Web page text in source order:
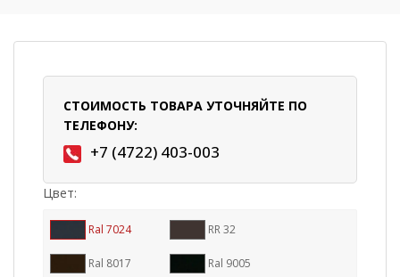
СТОИМОСТЬ ТОВАРА УТОЧНЯЙТЕ ПО
ТЕЛЕФОНУ:
+7 (4722) 403-003
Цвет:
Ral 7024 RR 32
Ral 8017 Ral 9005